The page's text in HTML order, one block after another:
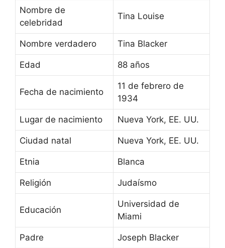
Nombre de
celebridad
Tina Louise
Nombre verdadero Tina Blacker
Edad 88 años
Fecha de nacimiento
11 de febrero de
1934
Lugar de nacimiento Nueva York, EE. UU.
Ciudad natal Nueva York, EE. UU.
Etnia Blanca
Religión Judaísmo
Educación
Universidad de
Miami
Padre Joseph Blacker